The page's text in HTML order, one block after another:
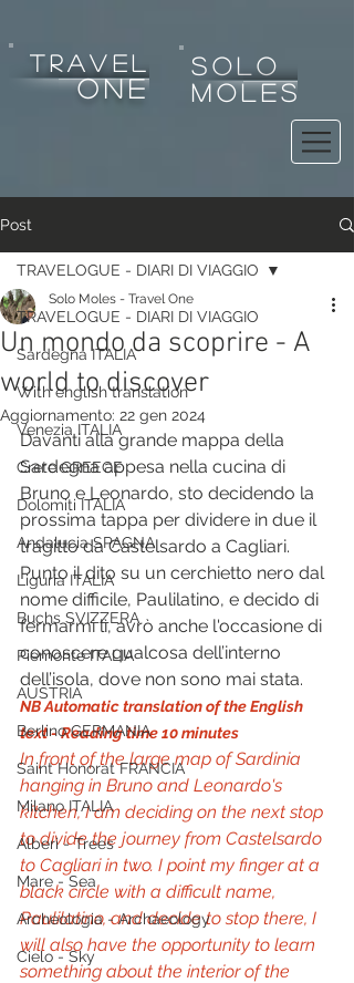
tRAVEL
one
SOLO
MOLES
Post
TRAVELOGUE - DIARI DI VIAGGIO
Sardegna ITALIA
With english translation
Venezia ITALIA
Crete GREECE
Dolomiti ITALIA
Andalucia SPAGNA
Liguria ITALIA
Buchs SVIZZERA
Piemonte ITALIA
AUSTRIA
Berlino GERMANIA
Saint Honorat FRANCIA
Milano ITALIA
Alberi - Trees
Mare - Sea
Archeologia - Archaeology
Cielo - Sky
TRAVELOGUE - DIARI DI VIAGGIO
Un mondo da scoprire - A
world to discover
Solo Moles - Travel One
Aggiornamento: 22 gen 2024
Davanti alla grande mappa della
Sardegna appesa nella cucina di
Bruno e Leonardo, sto decidendo la
prossima tappa per dividere in due il
tragitto da Castelsardo a Cagliari.
Punto il dito su un cerchietto nero dal
nome difficile, Paulilatino, e decido di
fermarmi lì, avrò anche l'occasione di
conoscere qualcosa dell’interno
dell’isola, dove non sono mai stata.
NB Automatic translation of the English
text - Reading time 10 minutes
In front of the large map of Sardinia
hanging in Bruno and Leonardo's
kitchen, I am deciding on the next stop
to divide the journey from Castelsardo
to Cagliari in two. I point my finger at a
black circle with a difficult name,
Paulilatino, and decide to stop there, I
will also have the opportunity to learn
something about the interior of the